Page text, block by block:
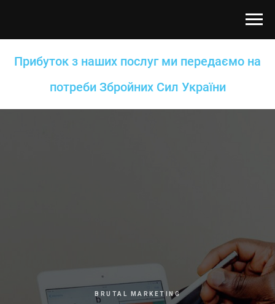
Прибуток з наших послуг ми передаємо на
потреби Збройних Сил України
BRUTAL MARKETING